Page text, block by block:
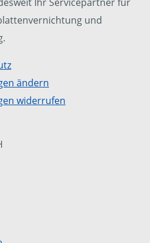
und
ändern
widerrufen